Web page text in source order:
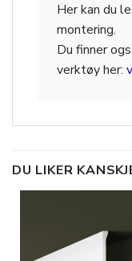
Her kan du
montering.
Du finner
verktøy her:
DU LIKER